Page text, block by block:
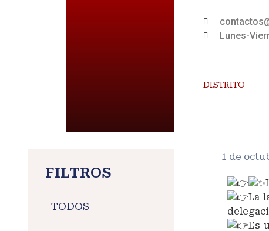
Lunes-
DISTRITO
FILTROS
TODOS
1 de
La
Es